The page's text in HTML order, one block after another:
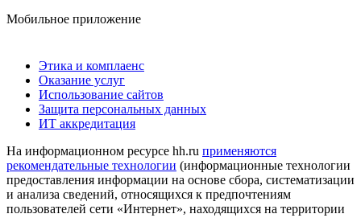
Мобильное приложение
Этика и комплаенс
Оказание услуг
Использование сайтов
Защита персональных данных
ИТ аккредитация
На информационном ресурсе hh.ru применяются
рекомендательные технологии (информационные технологии
предоставления информации на основе сбора, систематизации
и анализа сведений, относящихся к предпочтениям
пользователей сети «Интернет», находящихся на территории